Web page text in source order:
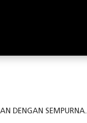
DENGAN SEMPURNA.